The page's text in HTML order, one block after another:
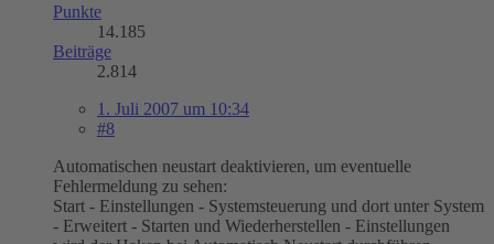
Punkte
14.185
Beiträge
2.814
1. Juli 2007 um 10:34
#8
Automatischen neustart deaktivieren, um eventuelle
Fehlermeldung zu sehen:
Start - Einstellungen - Systemsteuerung und dort unter System
- Erweitert - Starten und Wiederherstellen - Einstellungen